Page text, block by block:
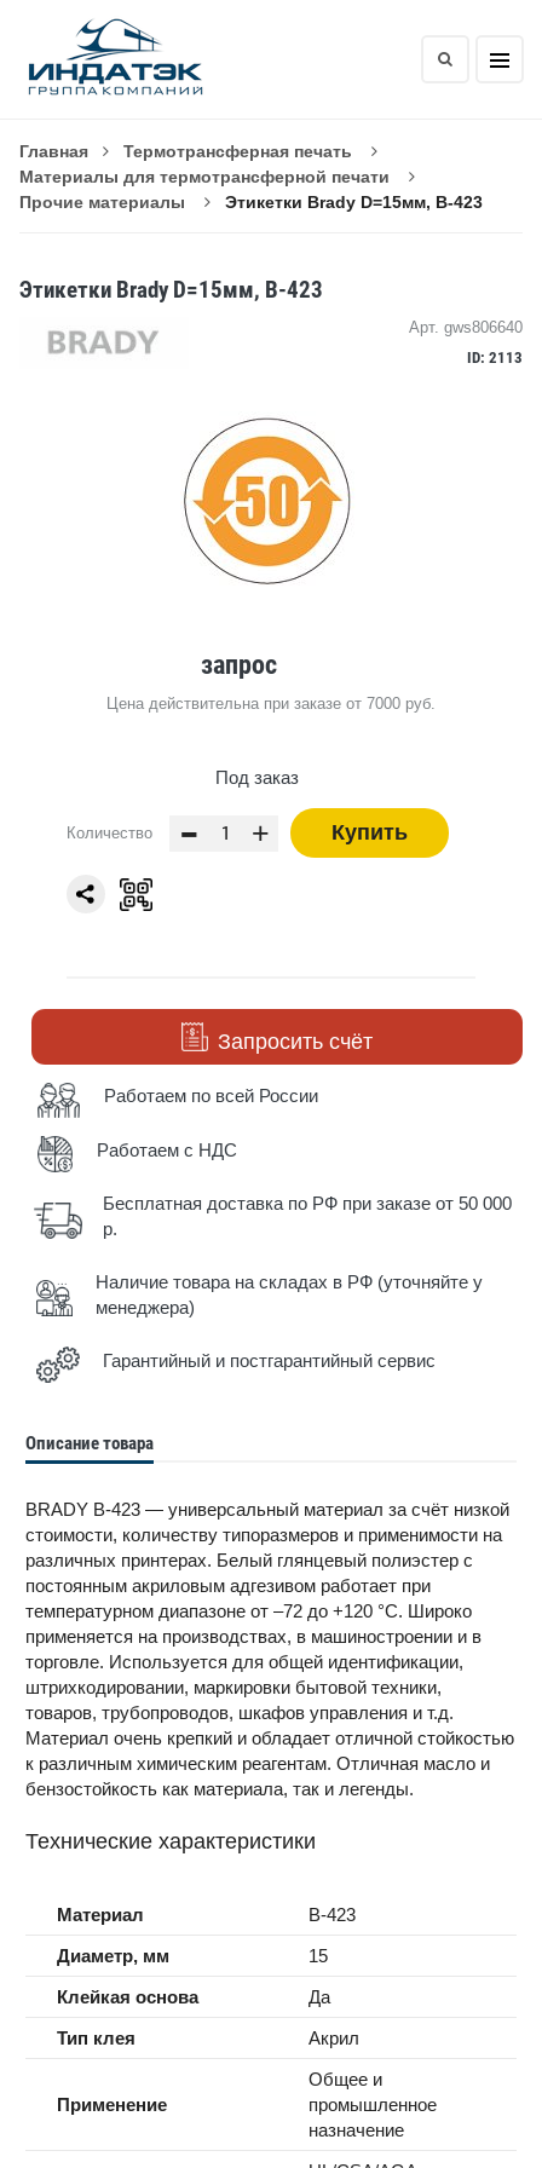
Главная
Термотрансферная печать
Материалы для термотрансферной печати
Прочие материалы
Этикетки Brady D=15мм, B-423
Этикетки Brady D=15мм, B-423
Арт. gws806640
ID: 2113
запрос
Цена действительна при заказе от 7000 руб.
Под заказ
Количество - + Купить
Запросить счёт
Работаем по всей России
Работаем с НДС
Бесплатная доставка по РФ при заказе от 50 000
р.
Наличие товара на складах в РФ (уточняйте у
менеджера)
Гарантийный и постгарантийный сервис
Описание товара
BRADY B-423 — универсальный материал за счёт низкой
стоимости, количеству типоразмеров и применимости на
различных принтерах. Белый глянцевый полиэстер с
постоянным акриловым адгезивом работает при
температурном диапазоне от –72 до +120 °С. Широко
применяется на производствах, в машиностроении и в
торговле. Используется для общей идентификации,
штрихкодировании, маркировки бытовой техники,
товаров, трубопроводов, шкафов управления и т.д.
Материал очень крепкий и обладает отличной стойкостью
к различным химическим реагентам. Отличная масло и
бензостойкость как материала, так и легенды.
Технические характеристики
Материал
B-423
Диаметр, мм
15
Клейкая основа
Да
Тип клея
Акрил
Применение
Общее и
промышленное
назначение